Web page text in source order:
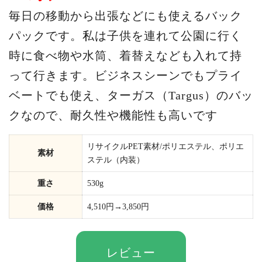
毎日の移動から出張などにも使えるバック
パックです。私は子供を連れて公園に行く
時に食べ物や水筒、着替えなども入れて持
って行きます。ビジネスシーンでもプライ
ベートでも使え、ターガス（Targus）のバッ
クなので、耐久性や機能性も高いです
素材
リサイクルPET素材/ポリエステル、ポリエ
ステル（内装）
重さ 530g
価格 4,510円→3,850円
レビュー